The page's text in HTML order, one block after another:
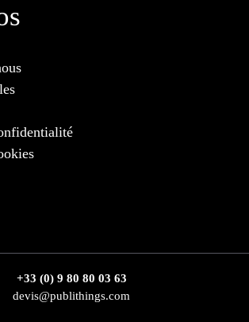
+33 (0) 9 80 80 03 63
devis@publithings.com